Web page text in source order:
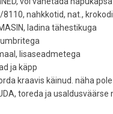
nahkkotid, nat.,
ladina tähestikuga
lisaseadmetega
ja käpp
kraavis käinud. näha
toreda ja